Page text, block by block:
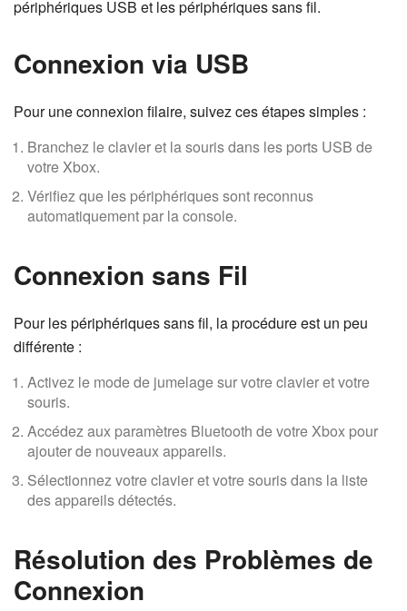
périphériques USB et les périphériques sans fil.
Connexion via USB
Pour une connexion filaire, suivez ces étapes simples :
Branchez le clavier et la souris dans les ports USB de
votre Xbox.
Vérifiez que les périphériques sont reconnus
automatiquement par la console.
Connexion sans Fil
Pour les périphériques sans fil, la procédure est un peu
différente :
Activez le mode de jumelage sur votre clavier et votre
souris.
Accédez aux paramètres Bluetooth de votre Xbox pour
ajouter de nouveaux appareils.
Sélectionnez votre clavier et votre souris dans la liste
des appareils détectés.
Résolution des Problèmes de
Connexion